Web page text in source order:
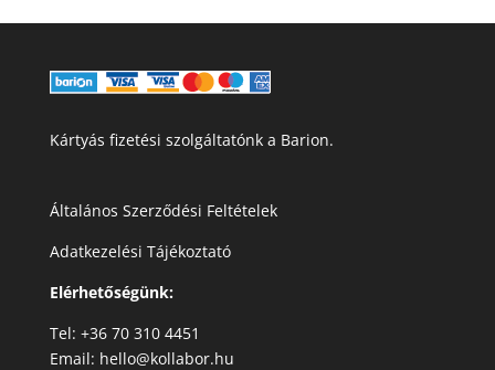
Kártyás fizetési szolgáltatónk a Barion.
Általános Szerződési Feltételek
Adatkezelési Tájékoztató
Elérhetőségünk:
Tel: +36 70 310 4451
Email: hello@kollabor.hu